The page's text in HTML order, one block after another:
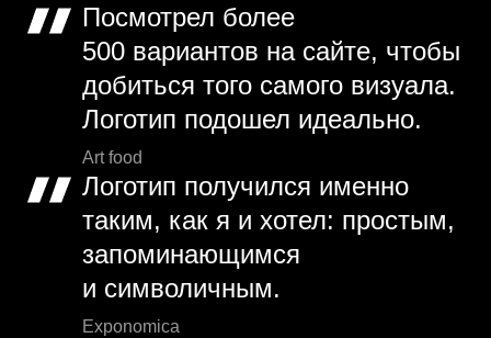
Посмотрел более
500 вариантов на сайте, чтобы
добиться того самого визуала.
Логотип подошел идеально.
Art food
Логотип получился именно
таким, как я и хотел: простым,
запоминающимся
и символичным.
Exponomica